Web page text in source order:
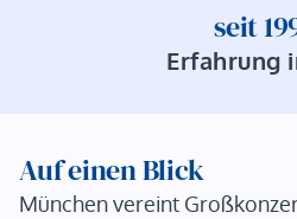
Erfahrung
seit
Auf einen Blick
München vereint